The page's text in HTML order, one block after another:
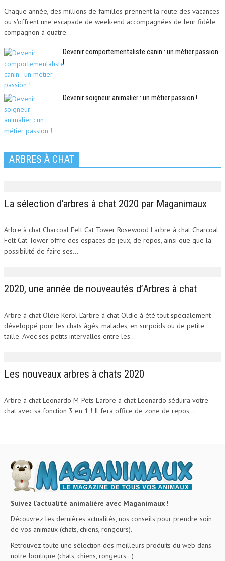
Chaque année, des millions de familles prennent la route des vacances
ou s'offrent une escapade de week-end accompagnées de leur fidèle
compagnon à quatre...
Devenir comportementaliste canin : un métier passion
!
Devenir soigneur animalier : un métier passion !
ARBRES À CHAT
La sélection d’arbres à chat 2020 par Maganimaux
Arbre à chat Charcoal Felt Cat Tower Rosewood L'arbre à chat Charcoal
Felt Cat Tower offre des espaces de jeux, de repos, ainsi que que la
possibilité de faire ses...
2020, une année de nouveautés d’Arbres à chat
Arbre à chat Oldie Kerbl L'arbre à chat Oldie à été tout spécialement
développé pour les chats âgés, malades, en surpoids ou de petite
taille. Avec ses petits intervalles entre les...
Les nouveaux arbres à chats 2020
Arbre à chat Leonardo M-Pets L'arbre à chat Leonardo séduira votre
chat avec sa fonction 3 en 1 ! Il fera office de zone de repos,...
Suivez l’actualité animalière avec Maganimaux !
Découvrez les dernières actualités, nos conseils pour prendre soin
de vos animaux (chats, chiens, rongeurs).
Retrouvez toute une sélection des meilleurs produits du web dans
notre boutique (chats, chiens, rongeurs…)